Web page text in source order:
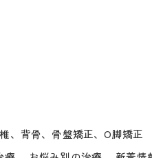
、背骨、骨盤矯正、O脚矯正